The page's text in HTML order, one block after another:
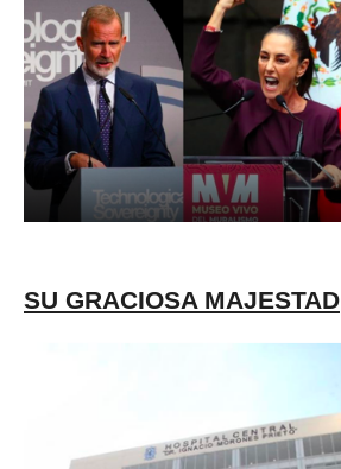
SU GRACIOSA MAJESTAD